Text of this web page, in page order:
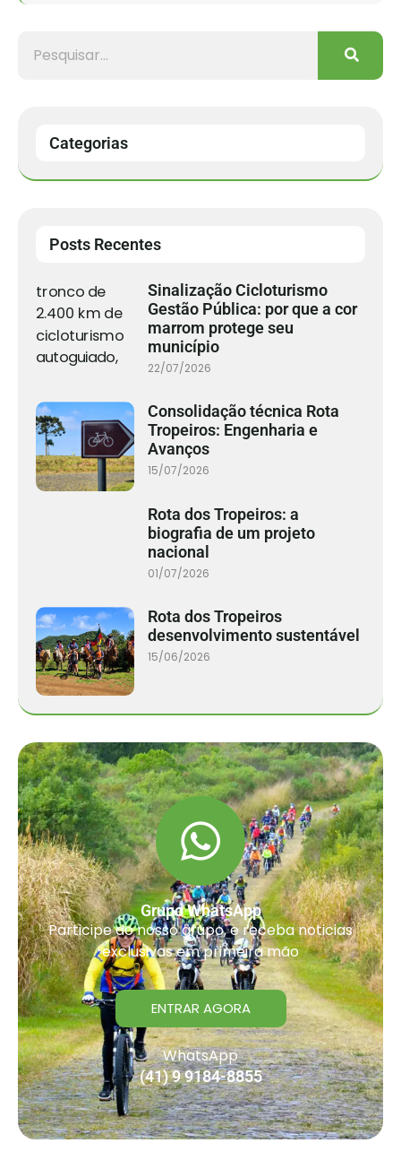
Categorias
Posts Recentes
Sinalização Cicloturismo
Gestão Pública: por que a cor
marrom protege seu
município
22/07/2026
Consolidação técnica Rota
Tropeiros: Engenharia e
Avanços
15/07/2026
Rota dos Tropeiros: a
biografia de um projeto
nacional
01/07/2026
Rota dos Tropeiros
desenvolvimento sustentável
15/06/2026
Grupo WhatsApp
Participe do nosso grupo, e receba noticias
exclusivas em primeira mão
ENTRAR AGORA
WhatsApp
(41) 9 9184-8855